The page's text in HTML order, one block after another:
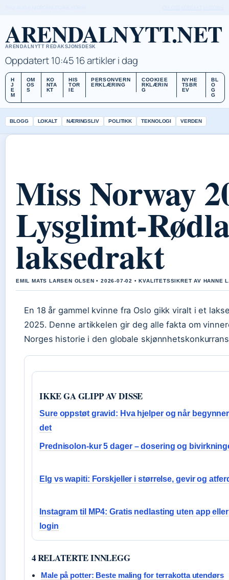
ARENDALNYTT.NET
ARENDALNYTT REDAKSJONSDESK
Oppdatert 10:4516 artikler i dag
H
J
E
M
OM
OS
S
KO
NTA
KT
HIS
TOR
IE
PERSONVERN
ERKLÆRING
COOKIEE
RKLÆRIN
G
NYHE
TSBR
EV
BL
O
G
G
BLOGG LOKALT NÆRINGSLIV POLITIKK TEKNOLOGI VERDEN
Miss Norway
Lysglimt-
laksedrakt
EMIL MATS LARSEN OLSEN • 2026-07-02 • KVALITETSSIKRET AV HANNE
En 18 år gammel kvinne fra Oslo gikk viralt i et
2025. Denne artikkelen gir deg alle fakta om
Norges historie i den globale
IKKE GA GLIPP AV DISSE
Sure oppstøt gravid: Hva hjelper og når begynner
det
Prednisolon-kur 5 dager – dosering og
Elg vs wapiti: Forskjeller i størrelse, gevir og
Instagram til MP4: Gratis nedlasting uten app eller
login
4 RELATERTE INNLEGG
Male på potter: Beste maling for terrakotta utendørs